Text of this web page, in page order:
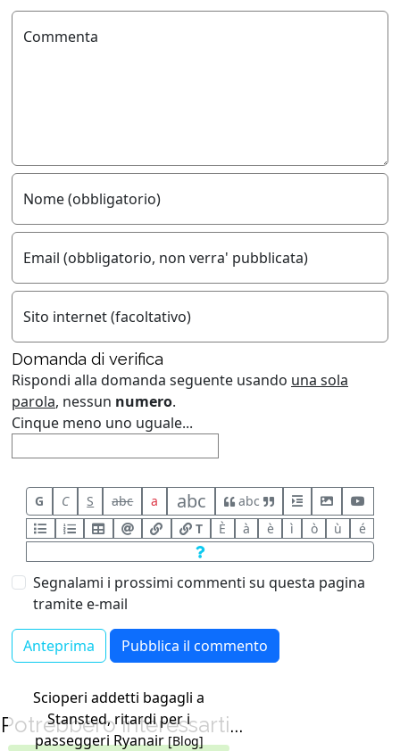
Commenta
Nome (obbligatorio)
Email (obbligatorio, non verra' pubblicata)
Sito internet (facoltativo)
Domanda di verifica
Rispondi alla domanda seguente usando una sola
parola, nessun numero.
Cinque meno uno uguale...
G C S abc a abc
abc
T
È à è ì ò ù é
Segnalami i prossimi commenti su questa pagina
tramite e-mail
Potrebbero interessarti...
Scioperi addetti bagagli a
Stansted, ritardi per i
passeggeri Ryanair[Blog]